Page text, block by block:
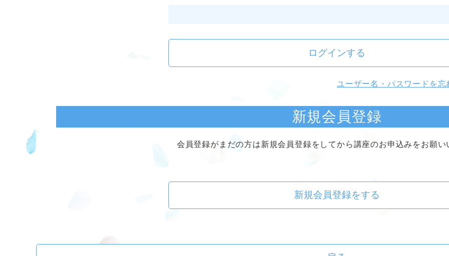
ログインする
ユーザー名・パスワードを忘
新規会員登録
会員登録がまだの方は新規会員登録をしてから講座のお申込みをお願い
新規会員登録をする